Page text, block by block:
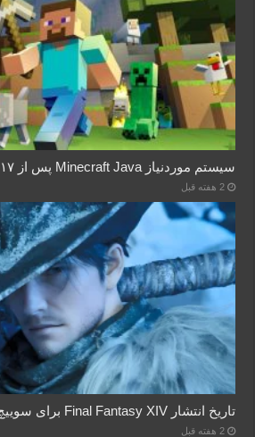
سیستم موردنیاز Minecraft Java پس از ۱۷ سال تغییر کرد
2 هفته قبل
تاریخ انتشار Final Fantasy XIV برای سوییچ ۲ اعلام شد
2 هفته قبل